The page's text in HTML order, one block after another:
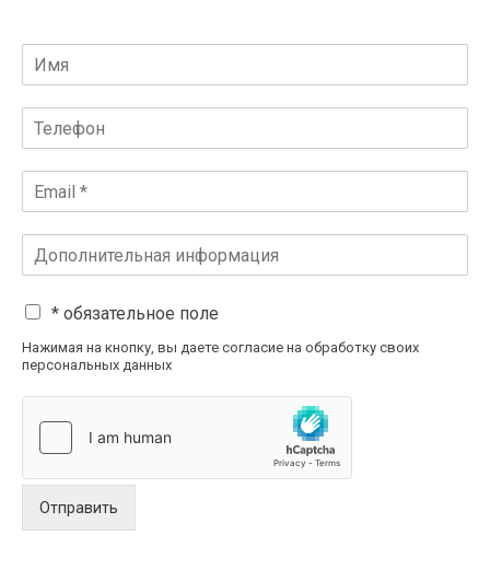
* обязательное поле
Нажимая на кнопку, вы даете согласие на обработку своих
персональных данных
Отправить